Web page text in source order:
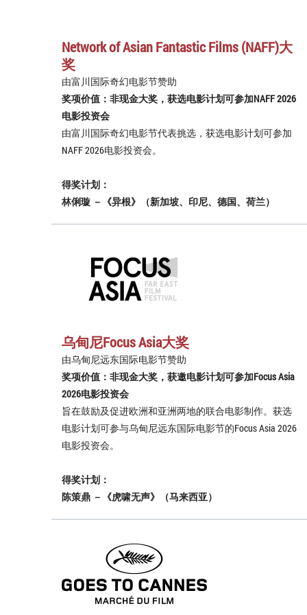
Network of Asian Fantastic Films (NAFF)大
奖
由富川国际奇幻电影节赞助
奖项价值：非现金大奖，获选电影计划可参加NAFF 2026
电影投资会
由富川国际奇幻电影节代表挑选，获选电影计划可参加
NAFF 2026电影投资会。
得奖计划：
林俐璇 －《异根》（新加坡、印尼、德国、荷兰）
乌甸尼Focus Asia大奖
由乌甸尼远东国际电影节赞助
奖项价值：非现金大奖，获邀电影计划可参加Focus Asia
2026电影投资会
旨在鼓励及促进欧洲和亚洲两地的联合电影制作。获选
电影计划可参与乌甸尼远东国际电影节的Focus Asia 2026
电影投资会。
得奖计划：
陈策鼎 －《虎啸无声》（马来西亚）